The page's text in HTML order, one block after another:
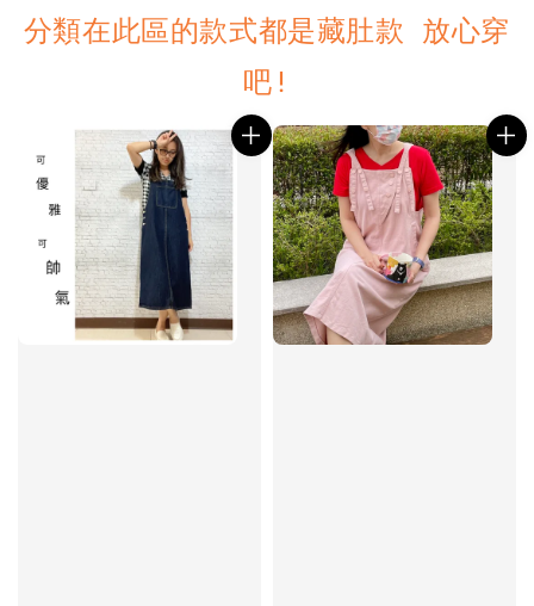
分類在此區的款式都是藏肚款 放心穿
吧!